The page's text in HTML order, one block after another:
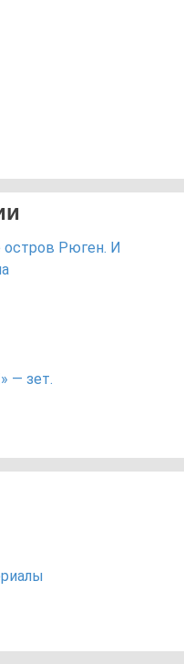
Рюген. И
— зет.